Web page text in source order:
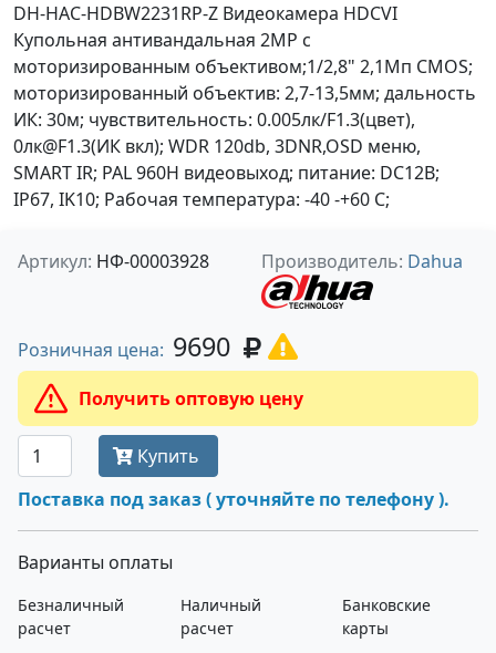
DH-HAC-HDBW2231RP-Z Видеокамера HDCVI
Купольная антивандальная 2MP c
моторизированным объективом;1/2,8" 2,1Mп CMOS;
моторизированный объектив: 2,7-13,5мм; дальность
ИК: 30м; чувствительность: 0.005лк/F1.3(цвет),
0лк@F1.3(ИК вкл); WDR 120db, 3DNR,OSD меню,
SMART IR; PAL 960H видеовыход; питание: DC12В;
IP67, IK10; Рабочая температура: -40 -+60 С;
Артикул: НФ-00003928 Производитель: Dahua
Розничная цена: 9690
Получить оптовую цену
Купить
Поставка под заказ ( уточняйте по телефону ).
Варианты оплаты
Безналичный
расчет
Наличный
расчет
Банковские
карты